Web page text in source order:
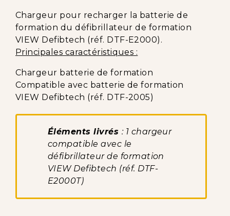
Chargeur pour recharger la batterie de
formation du défibrillateur de formation
VIEW Defibtech (réf. DTF-E2000).
Principales caractéristiques :
Chargeur batterie de formation
Compatible avec batterie de formation
VIEW Defibtech (réf. DTF-2005)
Éléments livrés : 1 chargeur
compatible avec le
défibrillateur de formation
VIEW Defibtech (réf. DTF-
E2000T)